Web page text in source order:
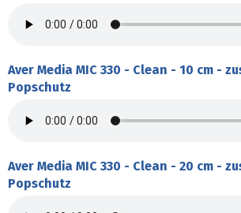
Aver Media MIC 330 - Clean - 10 cm -
Popschutz
Aver Media MIC 330 - Clean - 20 cm -
Popschutz